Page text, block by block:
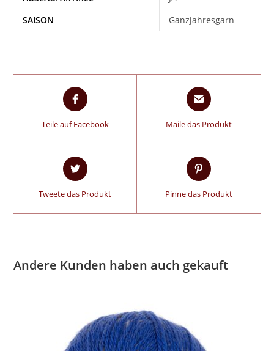
SAISON
Ganzjahresgarn
Teile auf Facebook Maile das Produkt
Tweete das Produkt Pinne das Produkt
Andere Kunden haben auch gekauft